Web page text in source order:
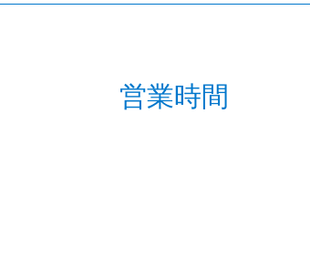
営業時間